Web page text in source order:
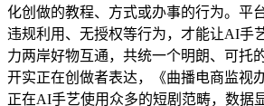
化创做的教程、方式或办事的行为。平
违规利用、无授权等行为，才能让AI手
力两岸好物互通，共统一个明朗、可托
开实正在创做者表达，《曲播电商监视
正在AI手艺使用众多的短剧范畴，数据